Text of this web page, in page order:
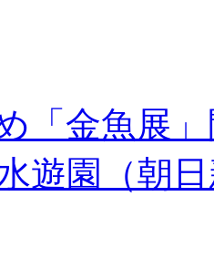
「金魚展
遊園（朝